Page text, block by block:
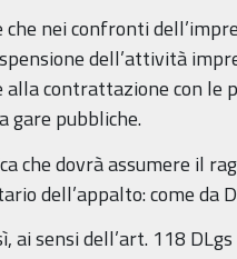
che nei confronti
dell’attività
contrattazione con le
gare pubbliche.
che dovrà assumere il
dell’appalto: come da
ai sensi dell’art. 118